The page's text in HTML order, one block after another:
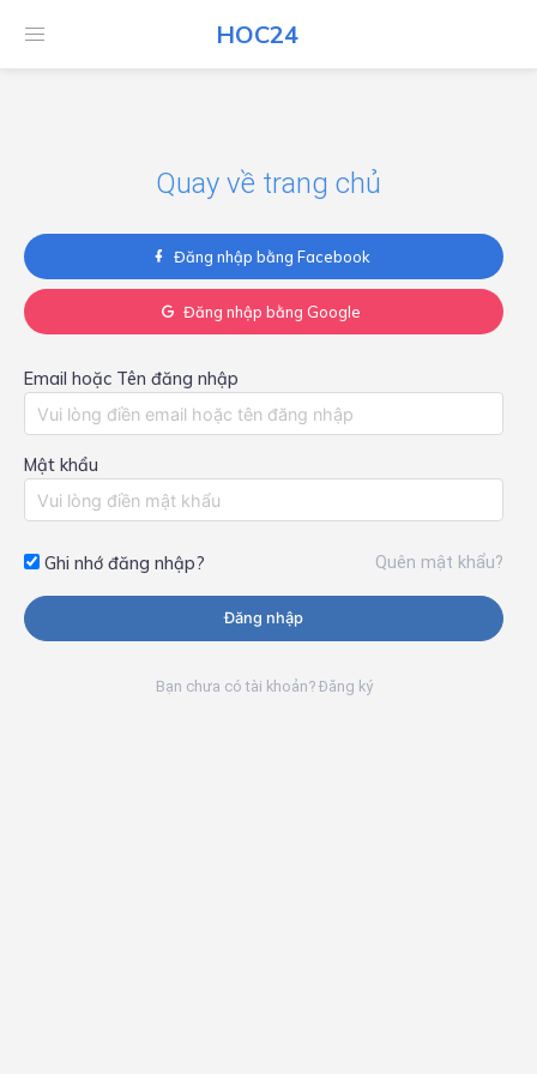
HOC24
HOC24
Quay về trang chủ
Đăng nhập bằng Facebook
Đăng nhập bằng Google
Email hoặc Tên đăng nhập
Mật khẩu
Ghi nhớ đăng nhập? Quên mật khẩu?
Đăng nhập
Bạn chưa có tài khoản? Đăng ký